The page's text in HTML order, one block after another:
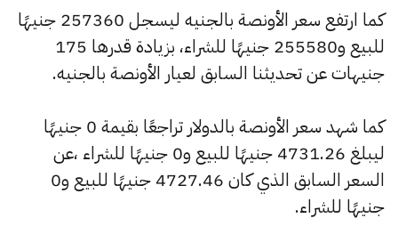
كما ارتفع سعر الأونصة بالجنيه ليسجل 257360 جنيهًا
للبيع و255580 جنيهًا للشراء، بزيادة قدرها 175
جنيهات عن تحديثنا السابق لعيار الأونصة بالجنيه.
كما شهد سعر الأونصة بالدولار تراجعًا بقيمة 0 جنيهًا
ليبلغ 4731.26 جنيهًا للبيع و0 جنيهًا للشراء ،عن
السعر السابق الذي كان 4727.46 جنيهًا للبيع و0
جنيهًا للشراء.